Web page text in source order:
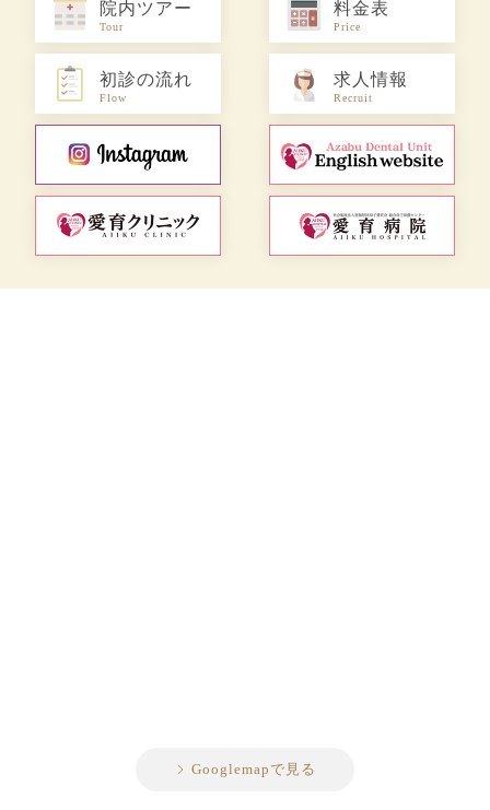
院内ツアー
Tour
料金表
Price
初診の流れ
Flow
求人情報
Recruit
Googlemapで見る